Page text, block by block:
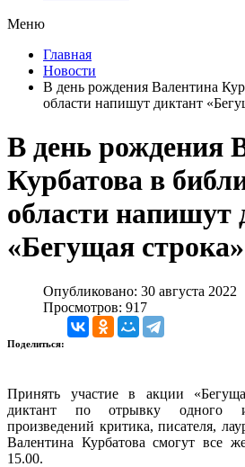
Меню
Главная
Новости
В день рождения Валентина
области напишут диктант
В день рождения
Курбатова в
области напишут
«Бегущая строка»
Опубликовано: 30 августа 2022
Просмотров: 917
Поделиться:
Принять участие в акции
диктант по отрывку одного
произведений критика, писателя,
Валентина Курбатова смогут все
15.00.